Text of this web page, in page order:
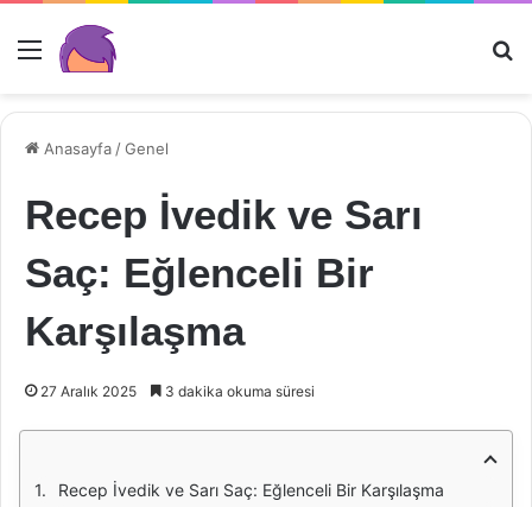
Menü
Anasayfa /Genel
Recep İvedik ve Sarı
Saç: Eğlenceli Bir
Karşılaşma
27 Aralık 2025 3 dakika okuma süresi
Recep İvedik ve Sarı Saç: Eğlenceli Bir Karşılaşma